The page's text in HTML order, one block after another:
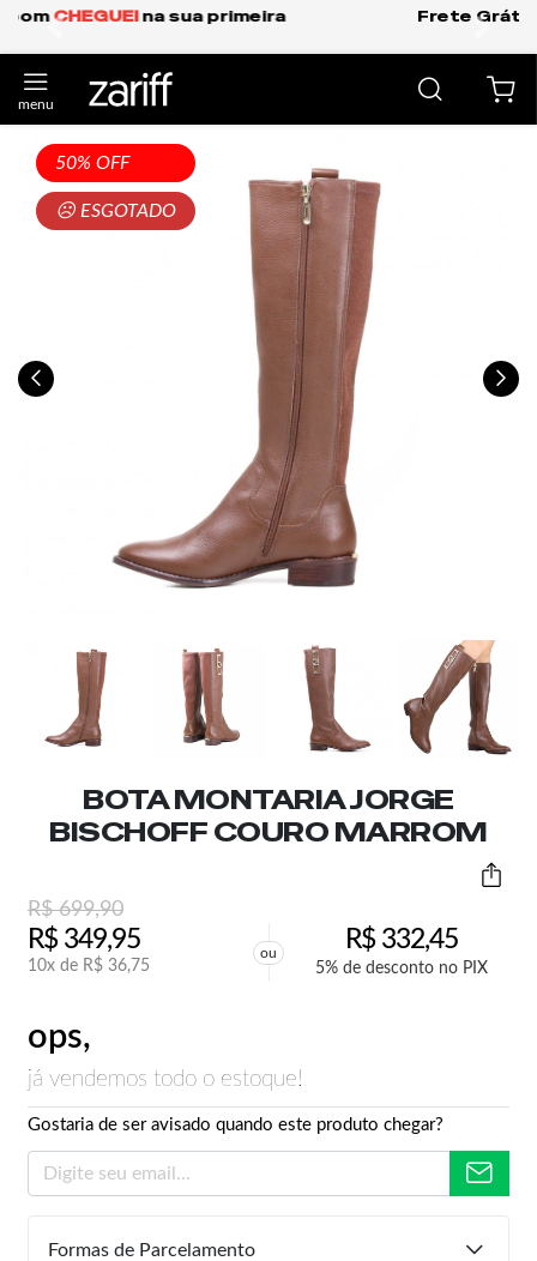
Frete Grátis Expresso para o Sul e São Paulo.
50% OFF
☹ ESGOTADO
BOTA MONTARIA JORGE
BISCHOFF COURO MARROM
R$699,90
R$349,95
10x de R$ 36,75
ou R$332,45
5% de desconto no PIX
ops,
já vendemos todo o estoque!
Gostaria de ser avisado quando este produto chegar?
Formas de Parcelamento